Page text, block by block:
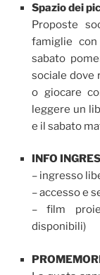
Spazio dei
Proposte
famiglie
sabato
sociale dove
o giocare
leggere un
e il sabato
INFO
– ingresso
– accesso e
– film
disponibili)